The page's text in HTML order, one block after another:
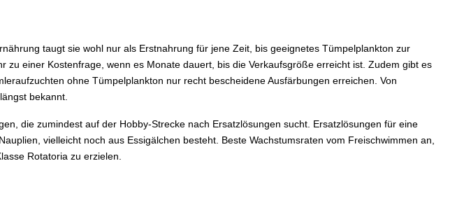
taugt sie wohl nur als Erstnahrung für jene Zeit, bis geeignetes Tümpelplankton zur
zu einer Kostenfrage, wenn es Monate dauert, bis die Verkaufsgröße erreicht ist. Zudem gibt es
ohne Tümpelplankton nur recht bescheidene Ausfärbungen erreichen. Von
bekannt.
die zumindest auf der Hobby-Strecke nach Ersatzlösungen sucht. Ersatzlösungen für eine
vielleicht noch aus Essigälchen besteht. Beste Wachstumsraten vom Freischwimmen an,
Rotatoria zu erzielen.